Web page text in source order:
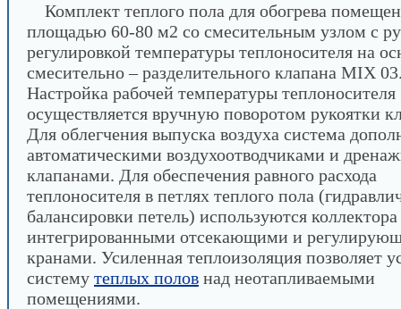
Комплект теплого пола для обогрева
площадью 60-80 м2 со смесительным узлом с
регулировкой температуры теплоносителя на
смесительно – разделительного клапана MIX
Настройка рабочей температуры теплоносителя
осуществляется вручную поворотом рукоятки
Для облегчения выпуска воздуха система
автоматическими воздухоотводчиками и
клапанами. Для обеспечения равного расхода
теплоносителя в петлях теплого пола
балансировки петель) используются коллектора
интегрированными отсекающими и
кранами. Усиленная теплоизоляция позволяет
систему теплых полов над неотапливаемыми
помещениями.